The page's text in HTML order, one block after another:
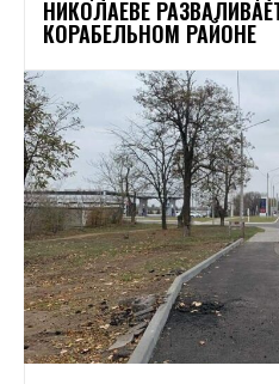
НИКОЛАЕВЕ
КОРАБЕЛЬНОМ РАЙОНЕ